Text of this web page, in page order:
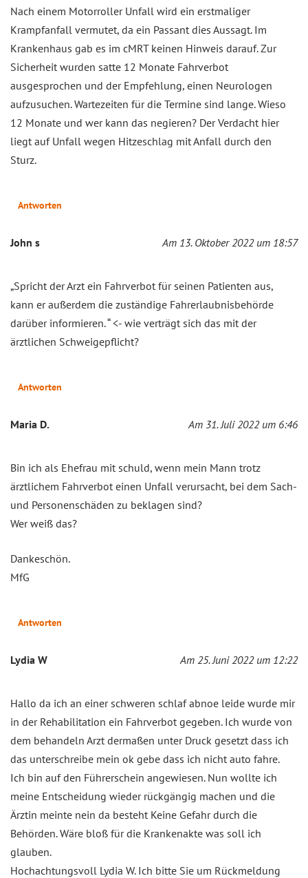
Nach einem Motorroller Unfall wird ein erstmaliger
Krampfanfall vermutet, da ein Passant dies Aussagt. Im
Krankenhaus gab es im cMRT keinen Hinweis darauf. Zur
Sicherheit wurden satte 12 Monate Fahrverbot
ausgesprochen und der Empfehlung, einen Neurologen
aufzusuchen. Wartezeiten für die Termine sind lange. Wieso
12 Monate und wer kann das negieren? Der Verdacht hier
liegt auf Unfall wegen Hitzeschlag mit Anfall durch den
Sturz.
Antworten
John s Am 13. Oktober 2022 um 18:57
„Spricht der Arzt ein Fahrverbot für seinen Patienten aus,
kann er außerdem die zuständige Fahrerlaubnisbehörde
darüber informieren. “ <- wie verträgt sich das mit der
ärztlichen Schweigepflicht?
Antworten
Maria D. Am 31. Juli 2022 um 6:46
Bin ich als Ehefrau mit schuld, wenn mein Mann trotz
ärztlichem Fahrverbot einen Unfall verursacht, bei dem Sach-
und Personenschäden zu beklagen sind?
Wer weiß das?
Dankeschön.
MfG
Antworten
Lydia W Am 25. Juni 2022 um 12:22
Hallo da ich an einer schweren schlaf abnoe leide wurde mir
in der Rehabilitation ein Fahrverbot gegeben. Ich wurde von
dem behandeln Arzt dermaßen unter Druck gesetzt dass ich
das unterschreibe mein ok gebe dass ich nicht auto fahre.
Ich bin auf den Führerschein angewiesen. Nun wollte ich
meine Entscheidung wieder rückgängig machen und die
Ärztin meinte nein da besteht Keine Gefahr durch die
Behörden. Wäre bloß für die Krankenakte was soll ich
glauben.
Hochachtungsvoll Lydia W. Ich bitte Sie um Rückmeldung